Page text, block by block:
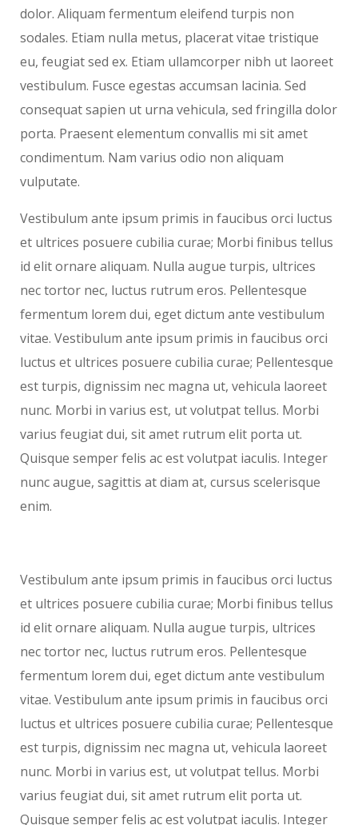
dolor. Aliquam fermentum eleifend turpis non
sodales. Etiam nulla metus, placerat vitae tristique
eu, feugiat sed ex. Etiam ullamcorper nibh ut laoreet
vestibulum. Fusce egestas accumsan lacinia. Sed
consequat sapien ut urna vehicula, sed fringilla dolor
porta. Praesent elementum convallis mi sit amet
condimentum. Nam varius odio non aliquam
vulputate.
Vestibulum ante ipsum primis in faucibus orci luctus
et ultrices posuere cubilia curae; Morbi finibus tellus
id elit ornare aliquam. Nulla augue turpis, ultrices
nec tortor nec, luctus rutrum eros. Pellentesque
fermentum lorem dui, eget dictum ante vestibulum
vitae. Vestibulum ante ipsum primis in faucibus orci
luctus et ultrices posuere cubilia curae; Pellentesque
est turpis, dignissim nec magna ut, vehicula laoreet
nunc. Morbi in varius est, ut volutpat tellus. Morbi
varius feugiat dui, sit amet rutrum elit porta ut.
Quisque semper felis ac est volutpat iaculis. Integer
nunc augue, sagittis at diam at, cursus scelerisque
enim.
Vestibulum ante ipsum primis in faucibus orci luctus
et ultrices posuere cubilia curae; Morbi finibus tellus
id elit ornare aliquam. Nulla augue turpis, ultrices
nec tortor nec, luctus rutrum eros. Pellentesque
fermentum lorem dui, eget dictum ante vestibulum
vitae. Vestibulum ante ipsum primis in faucibus orci
luctus et ultrices posuere cubilia curae; Pellentesque
est turpis, dignissim nec magna ut, vehicula laoreet
nunc. Morbi in varius est, ut volutpat tellus. Morbi
varius feugiat dui, sit amet rutrum elit porta ut.
Quisque semper felis ac est volutpat iaculis. Integer